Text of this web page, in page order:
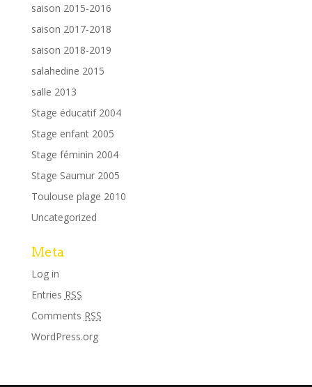
saison 2015-2016
saison 2017-2018
saison 2018-2019
salahedine 2015
salle 2013
Stage éducatif 2004
Stage enfant 2005
Stage féminin 2004
Stage Saumur 2005
Toulouse plage 2010
Uncategorized
Meta
Log in
Entries RSS
Comments RSS
WordPress.org